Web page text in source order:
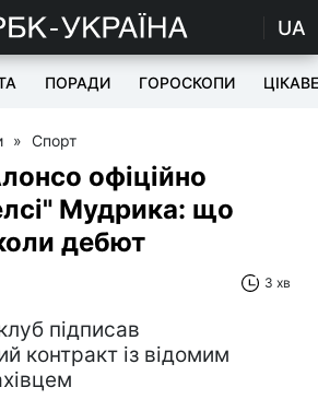
UA
ПОРАДИ ГОРОСКОПИ ЦІКАВЕ
» Спорт
офіційно
Мудрика: що
дебют
3 хв
підписав
контракт із відомим